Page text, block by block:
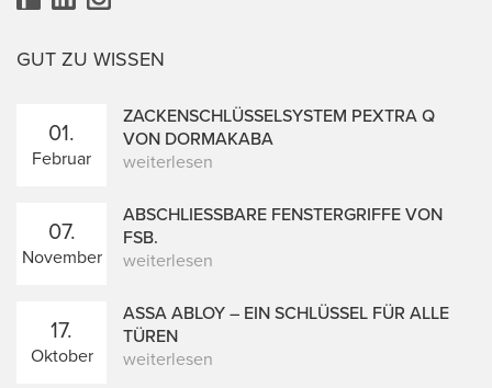
GUT ZU WISSEN
01.
Februar
ZACKENSCHLÜSSELSYSTEM PEXTRA Q
VON DORMAKABA
weiterlesen
07.
November
ABSCHLIESSBARE FENSTERGRIFFE VON F
SB.
weiterlesen
17.
Oktober
ASSA ABLOY – EIN SCHLÜSSEL FÜR ALLE
TÜREN
weiterlesen